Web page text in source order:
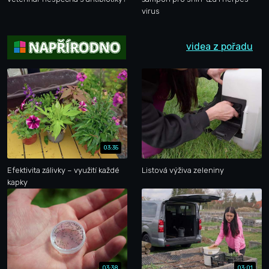
virus
videa z pořadu
03:35
Efektivita zálivky – využití každé
kapky
Listová výživa zeleniny